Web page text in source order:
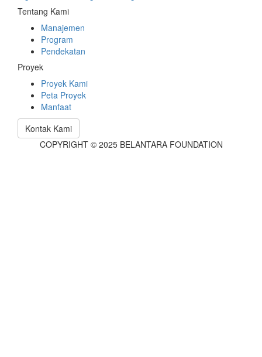
Tentang Kami
Manajemen
Program
Pendekatan
Proyek
Proyek Kami
Peta Proyek
Manfaat
Kontak Kami
COPYRIGHT © 2025 BELANTARA FOUNDATION